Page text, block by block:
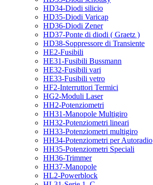
HD34-Diodi silicio
HD35-Diodi Varicap
HD36-Diodi Zener
HD37-Ponte di diodi ( Graetz )
HD38-Soppressore di Transiente
HE2-Fusibili
HE31-Fusibili Bussmann
HE32-Fusibili vari
HE33-Fusibili vetro
HF2-Interruttori Termici
HG2-Moduli Laser
HH2-Potenziometri
HH31-Manopole Multigiro
HH32-Potenziometri lineari
HH33-Potenziometri multigiro
HH34-Potenziometri per Autoradio
HH35-Potenziometri Speciali
HH36-Trimmer
HH37-Manopole
HL2-Powerblock